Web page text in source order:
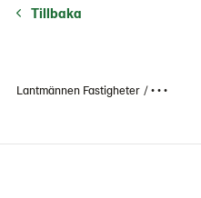
Tillbaka
Lantmännen Fastigheter • • •